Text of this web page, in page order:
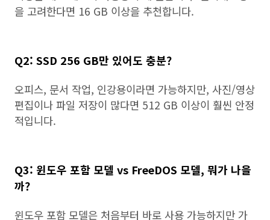
을 고려한다면 16 GB 이상을 추천합니다.
Q2: SSD 256 GB만 있어도 충분?
오피스, 문서 작업, 인강용이라면 가능하지만, 사진/영상
편집이나 파일 저장이 많다면 512 GB 이상이 훨씬 안정
적입니다.
Q3: 윈도우 포함 모델 vs FreeDOS 모델, 뭐가 나을
까?
윈도우 포함 모델은 처음부터 바로 사용 가능하지만 가